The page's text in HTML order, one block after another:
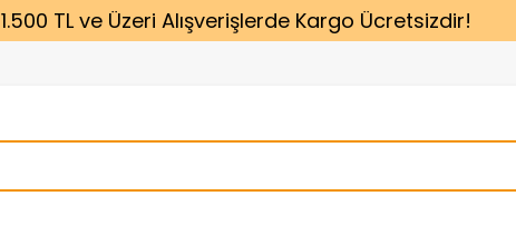
1.500 TL ve Üzeri Alışverişlerde Kargo Ücretsizdir!